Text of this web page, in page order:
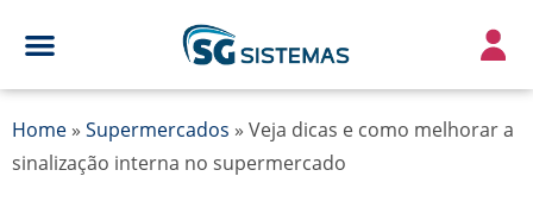
Home » Supermercados » Veja dicas e como melhorar a
sinalização interna no supermercado